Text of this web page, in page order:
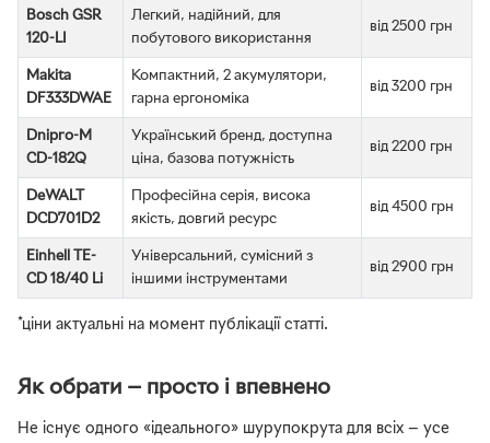
Bosch GSR
120-LI
Легкий, надійний, для
побутового використання
від 2500 грн
Makita
DF333DWAE
Компактний, 2 акумулятори,
гарна ергономіка
від 3200 грн
Dnipro-M
CD-182Q
Український бренд, доступна
ціна, базова потужність
від 2200 грн
DeWALT
DCD701D2
Професійна серія, висока
якість, довгий ресурс
від 4500 грн
Einhell TE-
CD 18/40 Li
Універсальний, сумісний з
іншими інструментами
від 2900 грн
*ціни актуальні на момент публікації статті.
Як обрати — просто і впевнено
Не існує одного «ідеального» шурупокрута для всіх — усе